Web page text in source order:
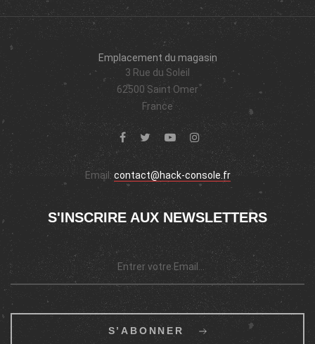
Emplacement du magasin
3 Rue du Soleil
62500 Saint Omer
France
Email:contact@hack-console.fr
S'INSCRIRE AUX NEWSLETTERS
S’ABONNER